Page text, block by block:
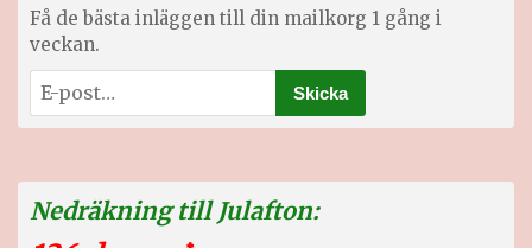
Få de bästa inläggen till din mailkorg 1 gång i
veckan.
Nedräkning till Julafton: